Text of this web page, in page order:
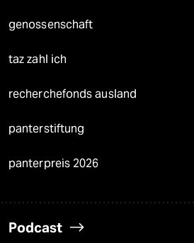
genossenschaft
taz zahl ich
recherchefonds ausland
panterstiftung
panterpreis 2026
Podcast